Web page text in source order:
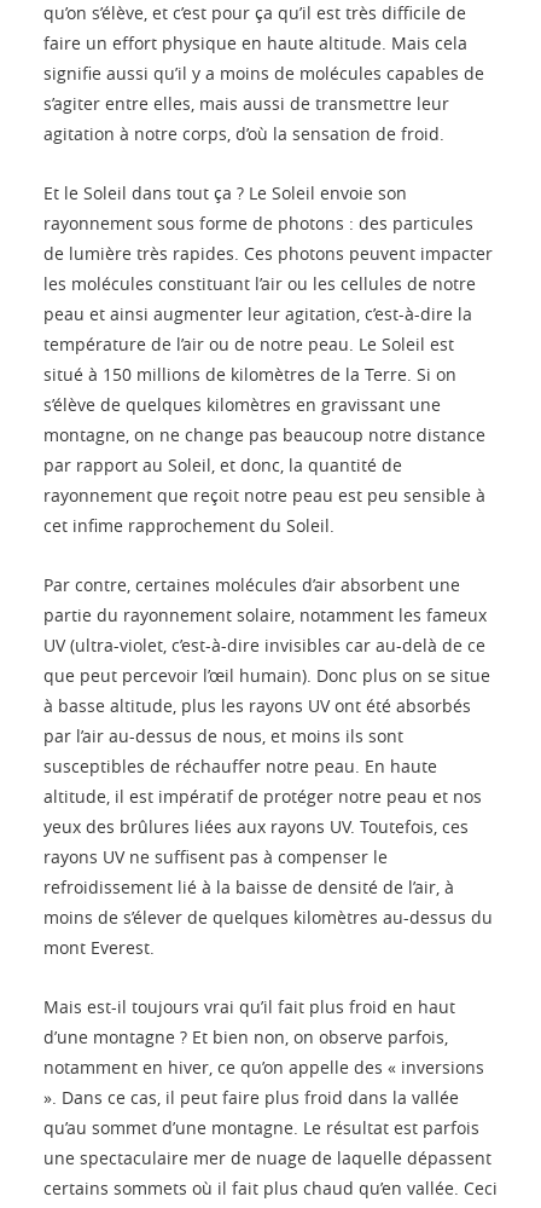
qu’on s’élève, et c’est pour ça qu’il est très difficile de
faire un effort physique en haute altitude. Mais cela
signifie aussi qu’il y a moins de molécules capables de
s’agiter entre elles, mais aussi de transmettre leur
agitation à notre corps, d’où la sensation de froid.
Et le Soleil dans tout ça ? Le Soleil envoie son
rayonnement sous forme de photons : des particules
de lumière très rapides. Ces photons peuvent impacter
les molécules constituant l’air ou les cellules de notre
peau et ainsi augmenter leur agitation, c’est-à-dire la
température de l’air ou de notre peau. Le Soleil est
situé à 150 millions de kilomètres de la Terre. Si on
s’élève de quelques kilomètres en gravissant une
montagne, on ne change pas beaucoup notre distance
par rapport au Soleil, et donc, la quantité de
rayonnement que reçoit notre peau est peu sensible à
cet infime rapprochement du Soleil.
Par contre, certaines molécules d’air absorbent une
partie du rayonnement solaire, notamment les fameux
UV (ultra-violet, c’est-à-dire invisibles car au-delà de ce
que peut percevoir l’œil humain). Donc plus on se situe
à basse altitude, plus les rayons UV ont été absorbés
par l’air au-dessus de nous, et moins ils sont
susceptibles de réchauffer notre peau. En haute
altitude, il est impératif de protéger notre peau et nos
yeux des brûlures liées aux rayons UV. Toutefois, ces
rayons UV ne suffisent pas à compenser le
refroidissement lié à la baisse de densité de l’air, à
moins de s’élever de quelques kilomètres au-dessus du
mont Everest.
Mais est-il toujours vrai qu’il fait plus froid en haut
d’une montagne ? Et bien non, on observe parfois,
notamment en hiver, ce qu’on appelle des « inversions
». Dans ce cas, il peut faire plus froid dans la vallée
qu’au sommet d’une montagne. Le résultat est parfois
une spectaculaire mer de nuage de laquelle dépassent
certains sommets où il fait plus chaud qu’en vallée. Ceci